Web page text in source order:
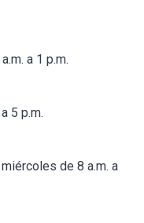
a 1 p.m.
5 p.m.
de 8 a.m. a